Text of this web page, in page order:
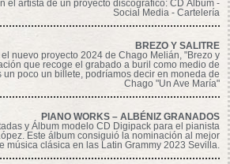
el artista de un proyecto discográfico: CD Álbum -
Social Media - Cartelería
BREZO Y SALITRE
nuevo proyecto 2024 de Chago Melián, "Brezo y
que recoge el grabado a buril como medio de
un poco un billete, podríamos decir en moneda de
Chago "Un Ave María"
PIANO WORKS – ALBÉNIZ GRANADOS
y Álbum modelo CD Digipack para el pianista
Este álbum consiguió la nominación al mejor
música clásica en las Latin Grammy 2023 Sevilla.